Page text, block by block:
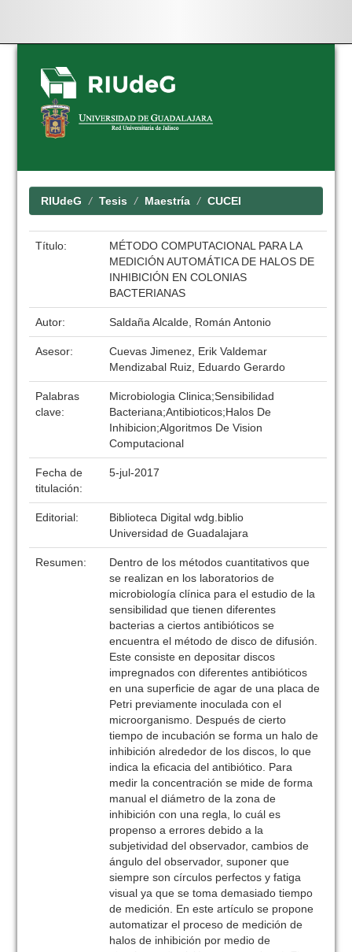
Skip
navigation
RIUdeG Tesis Maestría CUCEI
Título:
MÉTODO COMPUTACIONAL PARA LA
MEDICIÓN AUTOMÁTICA DE HALOS DE
INHIBICIÓN EN COLONIAS
BACTERIANAS
Autor: Saldaña Alcalde, Román Antonio
Asesor:
Cuevas Jimenez, Erik Valdemar
Mendizabal Ruiz, Eduardo Gerardo
Palabras
clave:
Microbiologia Clinica;Sensibilidad
Bacteriana;Antibioticos;Halos De
Inhibicion;Algoritmos De Vision
Computacional
Fecha de
titulación:
5-jul-2017
Editorial:
Biblioteca Digital wdg.biblio
Universidad de Guadalajara
Resumen:
Dentro de los métodos cuantitativos que
se realizan en los laboratorios de
microbiología clínica para el estudio de la
sensibilidad que tienen diferentes
bacterias a ciertos antibióticos se
encuentra el método de disco de difusión.
Este consiste en depositar discos
impregnados con diferentes antibióticos
en una superficie de agar de una placa de
Petri previamente inoculada con el
microorganismo. Después de cierto
tiempo de incubación se forma un halo de
inhibición alrededor de los discos, lo que
indica la eficacia del antibiótico. Para
medir la concentración se mide de forma
manual el diámetro de la zona de
inhibición con una regla, lo cuál es
propenso a errores debido a la
subjetividad del observador, cambios de
ángulo del observador, suponer que
siempre son círculos perfectos y fatiga
visual ya que se toma demasiado tiempo
de medición. En este artículo se propone
automatizar el proceso de medición de
halos de inhibición por medio de